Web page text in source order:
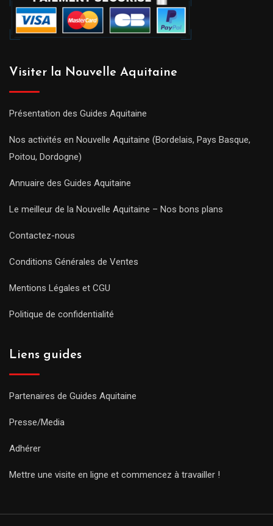
Visiter la Nouvelle Aquitaine
Présentation des Guides Aquitaine
Nos activités en Nouvelle Aquitaine (Bordelais, Pays Basque,
Poitou, Dordogne)
Annuaire des Guides Aquitaine
Le meilleur de la Nouvelle Aquitaine – Nos bons plans
Contactez-nous
Conditions Générales de Ventes
Mentions Légales et CGU
Politique de confidentialité
Liens guides
Partenaires de Guides Aquitaine
Presse/Media
Adhérer
Mettre une visite en ligne et commencez à travailler !